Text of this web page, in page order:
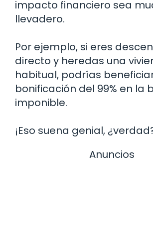
impacto financiero sea
llevadero.
Por ejemplo, si eres
directo y heredas una
habitual, podrías
bonificación del 99% en la
imponible.
¡Eso suena genial,
Anuncios